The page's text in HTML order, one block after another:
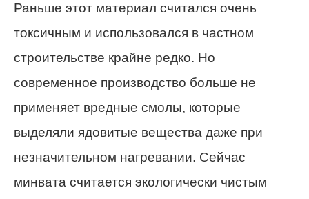
Раньше этот материал считался очень
токсичным и использовался в частном
строительстве крайне редко. Но
современное производство больше не
применяет вредные смолы, которые
выделяли ядовитые вещества даже при
незначительном нагревании. Сейчас
минвата считается экологически чистым